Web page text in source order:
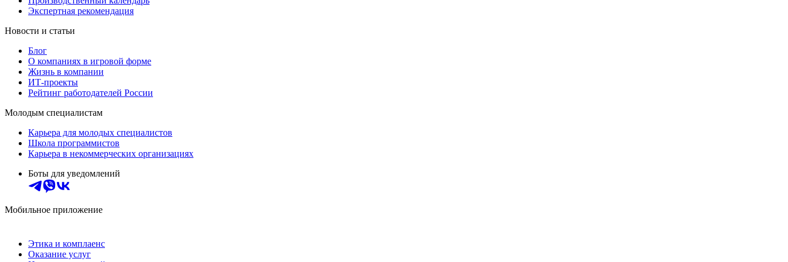
Экспертная рекомендация
Новости и статьи
Блог
О компаниях в игровой форме
Жизнь в компании
ИТ-проекты
Рейтинг работодателей России
Молодым специалистам
Карьера для молодых специалистов
Школа программистов
Карьера в некоммерческих организациях
Боты для уведомлений
Мобильное приложение
Этика и комплаенс
Оказание услуг